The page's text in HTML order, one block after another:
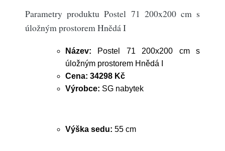
Parametry produktu Postel 71 200x200 cm s
úložným prostorem Hnědá I
Název: Postel 71 200x200 cm s
úložným prostorem Hnědá I
Cena: 34298 Kč
Výrobce: SG nabytek
Výška sedu: 55 cm